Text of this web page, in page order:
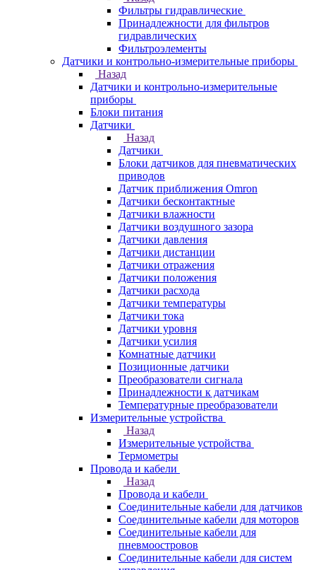
Фильтры гидравлические
Принадлежности для фильтров
гидравлических
Фильтроэлементы
Датчики и контрольно-измерительные приборы
Назад
Датчики и контрольно-измерительные
приборы
Блоки питания
Датчики
Назад
Датчики
Блоки датчиков для пневматических
приводов
Датчик приближения Omron
Датчики бесконтактные
Датчики влажности
Датчики воздушного зазора
Датчики давления
Датчики дистанции
Датчики отражения
Датчики положения
Датчики расхода
Датчики температуры
Датчики тока
Датчики уровня
Датчики усилия
Комнатные датчики
Позиционные датчики
Преобразователи сигнала
Принадлежности к датчикам
Температурные преобразователи
Измерительные устройства
Назад
Измерительные устройства
Термометры
Провода и кабели
Назад
Провода и кабели
Соединительные кабели для датчиков
Соединительные кабели для моторов
Соединительные кабели для
пневмоостровов
Соединительные кабели для систем